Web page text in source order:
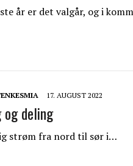
år er det valgår, og i
17. AUGUST 2022
og deling
strøm fra nord til sør i…